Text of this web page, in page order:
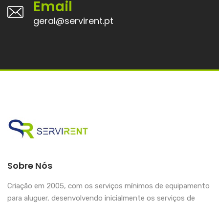
Email
geral@servirent.pt
Sobre Nós
Criação em 2005, com os serviços mínimos de equipamento
para aluguer, desenvolvendo inicialmente os serviços de